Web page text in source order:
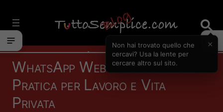
contenuto
Internet
WhatsApp Web e PEC: Guida
Pratica per Lavoro e Vita
Privata
Non hai trovato quello che
cercavi? Usa la lente per
cercare altro sul sito.
×